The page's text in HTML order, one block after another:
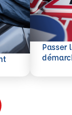
Passer
En savoir